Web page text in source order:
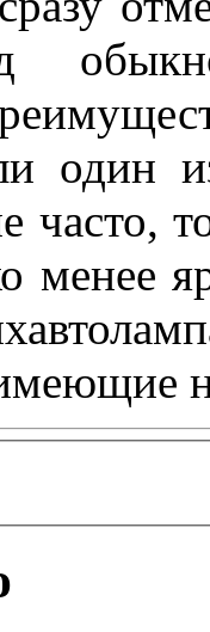
один
часто,
менее